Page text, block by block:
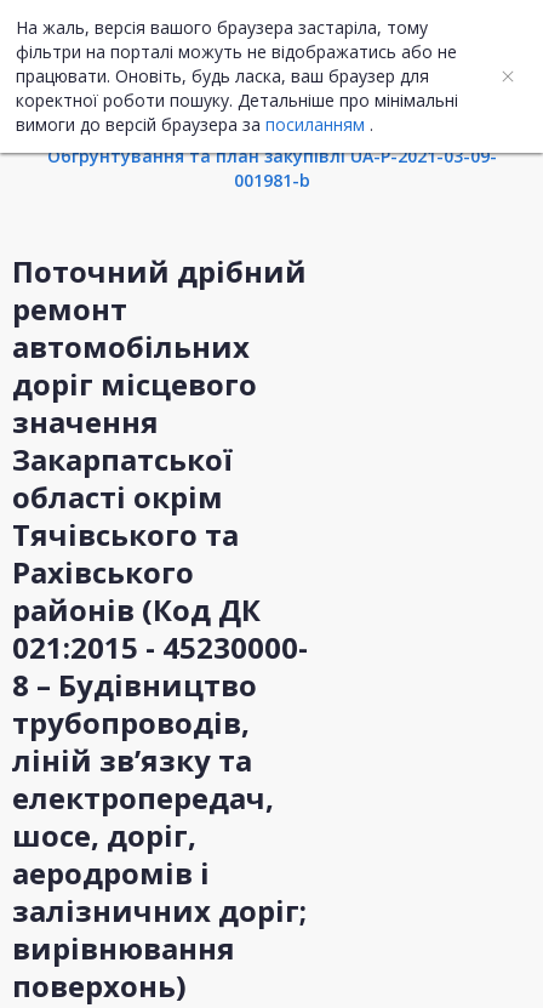
На жаль, версія вашого браузера застаріла, тому
фільтри на порталі можуть не відображатись або не
працювати. Оновіть, будь ласка, ваш браузер для
коректної роботи пошуку. Детальніше про мінімальні
вимоги до версій браузера за посиланням .
UA ENG
Інформація про закупівлю
Обгрунтування та план закупівлі UA-P-2021-03-09-
001981-b
Поточний дрібний
ремонт
автомобільних
доріг місцевого
значення
Закарпатської
області окрім
Тячівського та
Рахівського
районів (Код ДК
021:2015 - 45230000-
8 – Будівництво
трубопроводів,
ліній зв’язку та
електропередач,
шосе, доріг,
аеродромів і
залізничних доріг;
вирівнювання
поверхонь)